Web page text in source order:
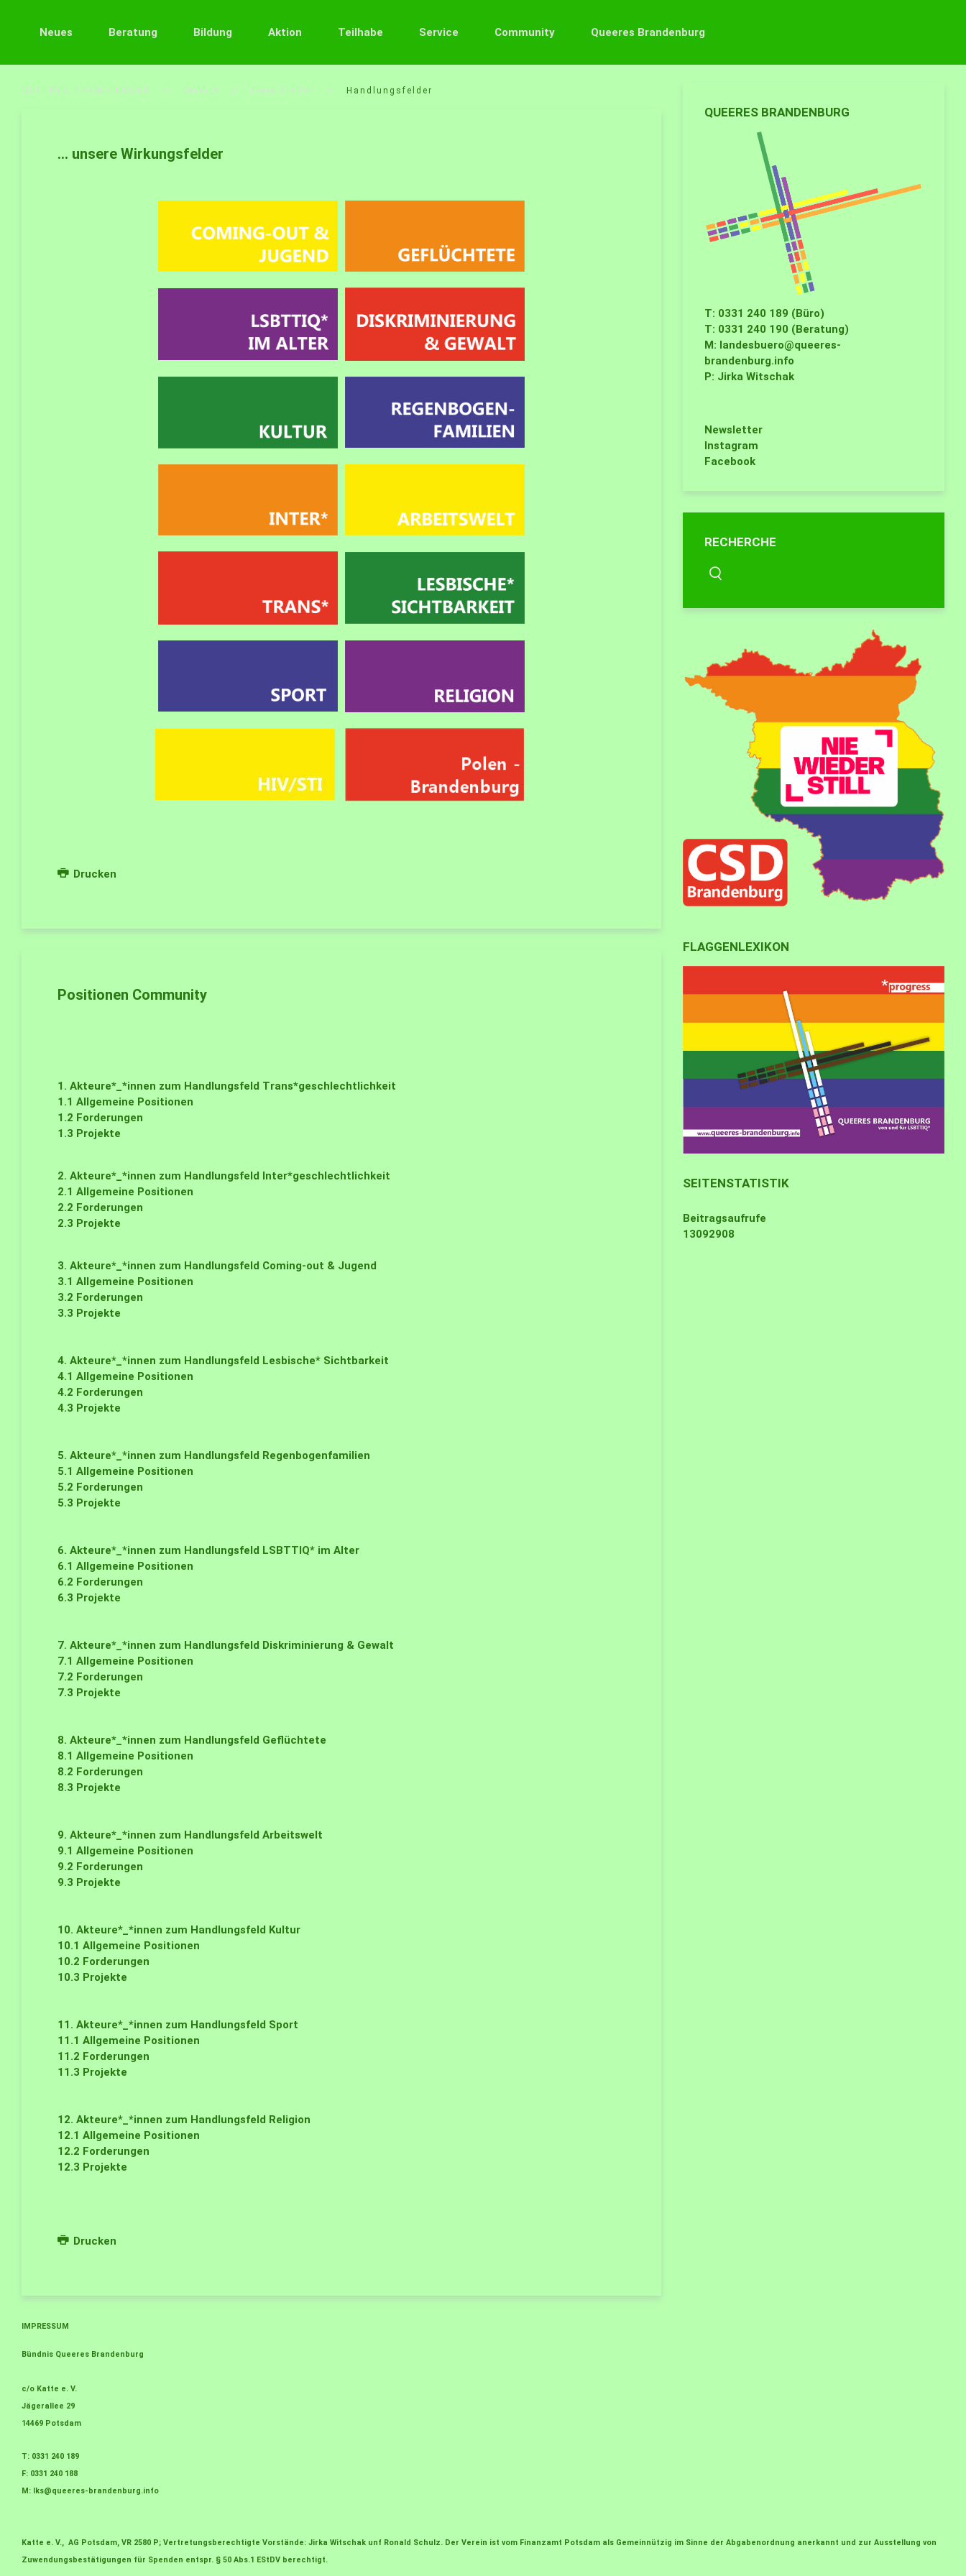
Neues Beratung Bildung Aktion Teilhabe Service Community Queeres Brandenburg
QUEERES BRANDENBURG Service Freie Stellen Handlungsfelder
... unsere Wirkungsfelder
Drucken
Positionen Community
1. Akteure*_*innen zum Handlungsfeld Trans*geschlechtlichkeit
1.1 Allgemeine Positionen
1.2 Forderungen
1.3 Projekte
2. Akteure*_*innen zum Handlungsfeld Inter*geschlechtlichkeit
2.1 Allgemeine Positionen
2.2 Forderungen
2.3 Projekte
3. Akteure*_*innen zum Handlungsfeld Coming-out & Jugend
3.1 Allgemeine Positionen
3.2 Forderungen
3.3 Projekte
4. Akteure*_*innen zum Handlungsfeld Lesbische* Sichtbarkeit
4.1 Allgemeine Positionen
4.2 Forderungen
4.3 Projekte
5. Akteure*_*innen zum Handlungsfeld Regenbogenfamilien
5.1 Allgemeine Positionen
5.2 Forderungen
5.3 Projekte
6. Akteure*_*innen zum Handlungsfeld LSBTTIQ* im Alter
6.1 Allgemeine Positionen
6.2 Forderungen
6.3 Projekte
7. Akteure*_*innen zum Handlungsfeld Diskriminierung & Gewalt
7.1 Allgemeine Positionen
7.2 Forderungen
7.3 Projekte
8. Akteure*_*innen zum Handlungsfeld Geflüchtete
8.1 Allgemeine Positionen
8.2 Forderungen
8.3 Projekte
9. Akteure*_*innen zum Handlungsfeld Arbeitswelt
9.1 Allgemeine Positionen
9.2 Forderungen
9.3 Projekte
10. Akteure*_*innen zum Handlungsfeld Kultur
10.1 Allgemeine Positionen
10.2 Forderungen
10.3 Projekte
11. Akteure*_*innen zum Handlungsfeld Sport
11.1 Allgemeine Positionen
11.2 Forderungen
11.3 Projekte
12. Akteure*_*innen zum Handlungsfeld Religion
12.1 Allgemeine Positionen
12.2 Forderungen
12.3 Projekte
Drucken
QUEERES BRANDENBURG
T: 0331 240 189 (Büro)
T: 0331 240 190 (Beratung)
M: landesbuero@queeres-
brandenburg.info
P: Jirka Witschak
Newsletter
Instagram
Facebook
RECHERCHE
FLAGGENLEXIKON
SEITENSTATISTIK
Beitragsaufrufe
13092908
IMPRESSUM
Bündnis Queeres Brandenburg
c/o Katte e. V.
Jägerallee 29
14469 Potsdam
T: 0331 240 189
F: 0331 240 188
M: lks@queeres-brandenburg.info
Katte e. V., AG Potsdam, VR 2580 P; Vertretungsberechtigte Vorstände: Jirka Witschak unf Ronald Schulz. Der Verein ist vom Finanzamt Potsdam als Gemeinnützig im Sinne der Abgabenordnung anerkannt und zur Ausstellung von
Zuwendungsbestätigungen für Spenden entspr. § 50 Abs.1 EStDV berechtigt.